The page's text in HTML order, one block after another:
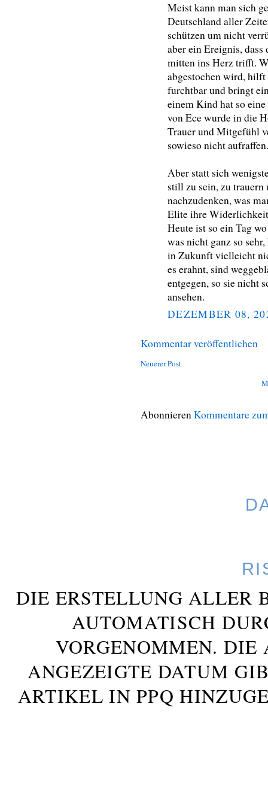
Meist kann man sich
Deutschland aller
schützen um nicht
aber ein Ereignis,
mitten ins Herz trifft.
abgestochen wird,
furchtbar und bringt
einem Kind hat so
von Ece wurde in die
Trauer und Mitgefühl
sowieso nicht aufraffen.
Aber statt sich
still zu sein, zu
nachzudenken, was
Elite ihre
Heute ist so ein Tag
was nicht ganz so
in Zukunft vielleicht
es erahnt, sind
entgegen, so sie nicht
ansehen.
DEZEMBER 08,
Kommentar veröffentlichen
Neuerer Post
AbonnierenKommentare
DIE ERSTELLUNG ALLER
AUTOMATISCH
VORGENOMMEN. DIE
ANGEZEIGTE DATUM
ARTIKEL IN PPQ